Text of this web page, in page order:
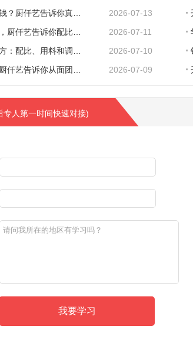
仟艺告诉你真实收费
2026-07-13
艺告诉你配比、原料
2026-07-11
比、用料和调味，一
2026-07-10
告诉你从面团到出炉
2026-07-09
专人第一时间快速对接)